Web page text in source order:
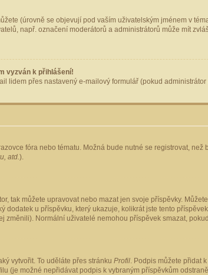
(úrovně se objevují pod vaším uživatelským jménem v
např. označení moderátorů a administrátorů může mít
vyzván k přihlášení!
lidem přes nastavený e-mailový formulář (pokud
fóra nebo tématu. Možná bude nutné se registrovat,
atd.).
tak můžete upravovat nebo mazat jen svoje příspěvky.
dodatek u příspěvku, který ukazuje, kolikrát jste tento
změnili). Normální uživatelé nemohou příspěvek smazat,
vytvořit. To uděláte přes stránku Profil. Podpis můžete přidat
(je možné nepřidávat podpis k vybraným příspěvkům